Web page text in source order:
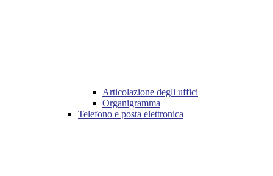
Articolazione degli uffici
Organigramma
Telefono e posta elettronica